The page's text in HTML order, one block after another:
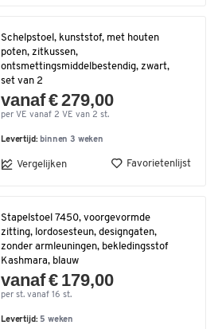
Schelpstoel, kunststof, met houten
poten, zitkussen,
ontsmettingsmiddelbestendig, zwart,
set van 2
vanaf € 279,00
per VE vanaf 2 VE van 2 st.
Levertijd: binnen 3 weken
Vergelijken Favorietenlijst
Stapelstoel 7450, voorgevormde
zitting, lordosesteun, designgaten,
zonder armleuningen, bekledingsstof
Kashmara, blauw
vanaf € 179,00
per st. vanaf 16 st.
Levertijd: 5 weken